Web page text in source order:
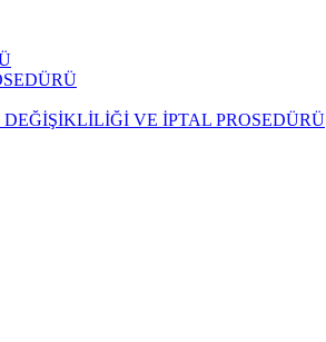
VE İPTAL PROSEDÜRÜ